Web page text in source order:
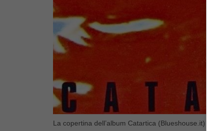
La copertina dell’album Catartica (Blueshouse.it)